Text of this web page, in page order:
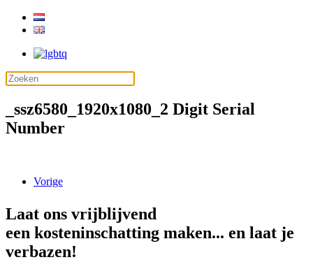
_ssz6580_1920x1080_2 Digit Serial
Number
Vorige
Laat ons vrijblijvend
een kosteninschatting maken... en laat je
verbazen!